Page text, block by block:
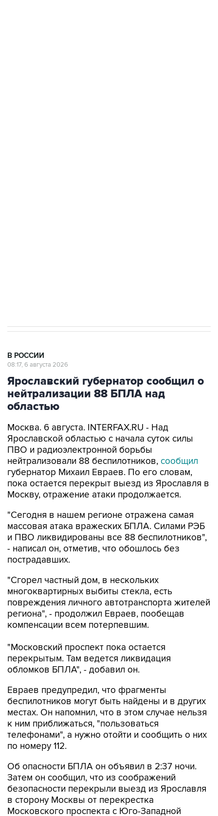
В РОССИИ
08:17, 6 августа 2026
Ярославский губернатор сообщил о
нейтрализации 88 БПЛА над
областью
Москва. 6 августа. INTERFAX.RU - Над
Ярославской областью с начала суток силы
ПВО и радиоэлектронной борьбы
нейтрализовали 88 беспилотников, сообщил
губернатор Михаил Евраев. По его словам,
пока остается перекрыт выезд из Ярославля в
Москву, отражение атаки продолжается.
"Сегодня в нашем регионе отражена самая
массовая атака вражеских БПЛА. Силами РЭБ
и ПВО ликвидированы все 88 беспилотников",
- написал он, отметив, что обошлось без
пострадавших.
"Сгорел частный дом, в нескольких
многоквартирных выбиты стекла, есть
повреждения личного автотранспорта жителей
региона", - продолжил Евраев, пообещав
компенсации всем потерпевшим.
"Московский проспект пока остается
перекрытым. Там ведется ликвидация
обломков БПЛА", - добавил он.
Евраев предупредил, что фрагменты
беспилотников могут быть найдены и в других
местах. Он напомнил, что в этом случае нельзя
к ним приближаться, "пользоваться
телефонами", а нужно отойти и сообщить о них
по номеру 112.
Об опасности БПЛА он объявил в 2:37 ночи.
Затем он сообщил, что из соображений
безопасности перекрыли выезд из Ярославля
в сторону Москвы от перекрестка
Московского проспекта с Юго-Западной